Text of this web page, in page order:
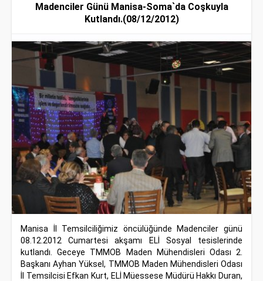
Madenciler Günü Manisa-Soma`da Coşkuyla
Kutlandı.(08/12/2012)
Manisa İl Temsilciliğimiz öncülüğünde Madenciler günü
08.12.2012 Cumartesi akşamı ELİ Sosyal tesislerinde
kutlandı. Geceye TMMOB Maden Mühendisleri Odası 2.
Başkanı Ayhan Yüksel, TMMOB Maden Mühendisleri Odası
İl Temsilcisi Efkan Kurt, ELİ Müessese Müdürü Hakkı Duran,